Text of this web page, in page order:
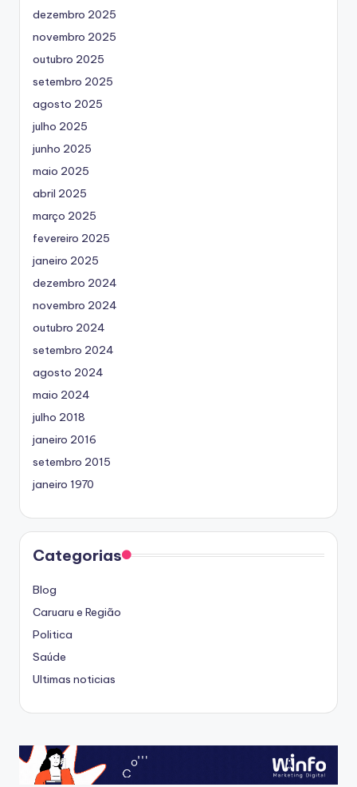
dezembro 2025
novembro 2025
outubro 2025
setembro 2025
agosto 2025
julho 2025
junho 2025
maio 2025
abril 2025
março 2025
fevereiro 2025
janeiro 2025
dezembro 2024
novembro 2024
outubro 2024
setembro 2024
agosto 2024
maio 2024
julho 2018
janeiro 2016
setembro 2015
janeiro 1970
Categorias
Blog
Caruaru e Região
Politica
Saúde
Ultimas noticias